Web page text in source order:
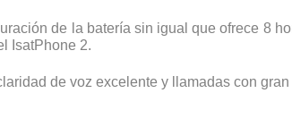
de la batería sin igual que ofrece 8
IsatPhone 2.
de voz excelente y llamadas con